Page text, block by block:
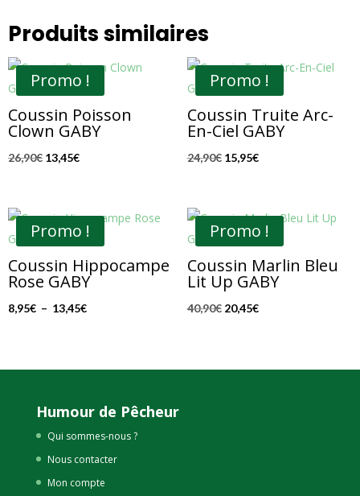
Produits similaires
Promo !
Coussin Poisson
Clown GABY
26,90€ Le
était :
26,90€.
13,45€Le
est :
13,45€.
Promo !
Coussin Truite Arc-
En-Ciel GABY
24,90€ Le
était :
24,90€.
15,95€Le
est :
15,95€.
Promo !
Coussin Hippocampe
Rose GABY
8,95€ – 13,45€Plage
8,95€
13,45€
Promo !
Coussin Marlin Bleu
Lit Up GABY
40,90€ Le
était :
20,45€Le
est :
Humour de Pêcheur
Qui sommes-nous ?
Nous contacter
Mon compte